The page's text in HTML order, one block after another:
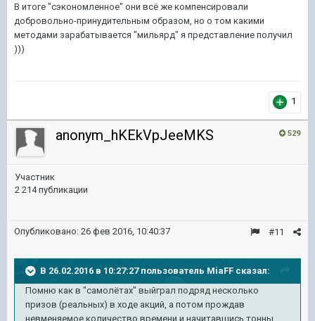
В итоге "сэкономленное" они всё же компенсировали
добровольно-принудительным образом, но о том какими
методами зарабатывается "мильярд" я представление получил
)))
1
529
anonym_hKEkVpJeeMKS
Участник
2 214 публикации
#11
Опубликовано: 26 фев 2016, 10:40:37
В 26.02.2016 в 10:27:27 пользователь MiaFF сказал:
Помню как в "самолётах" выйграл подряд несколько
призов (реальных) в ходе акций, а потом прождав
невменяемое количество времени и начитавшись тонны